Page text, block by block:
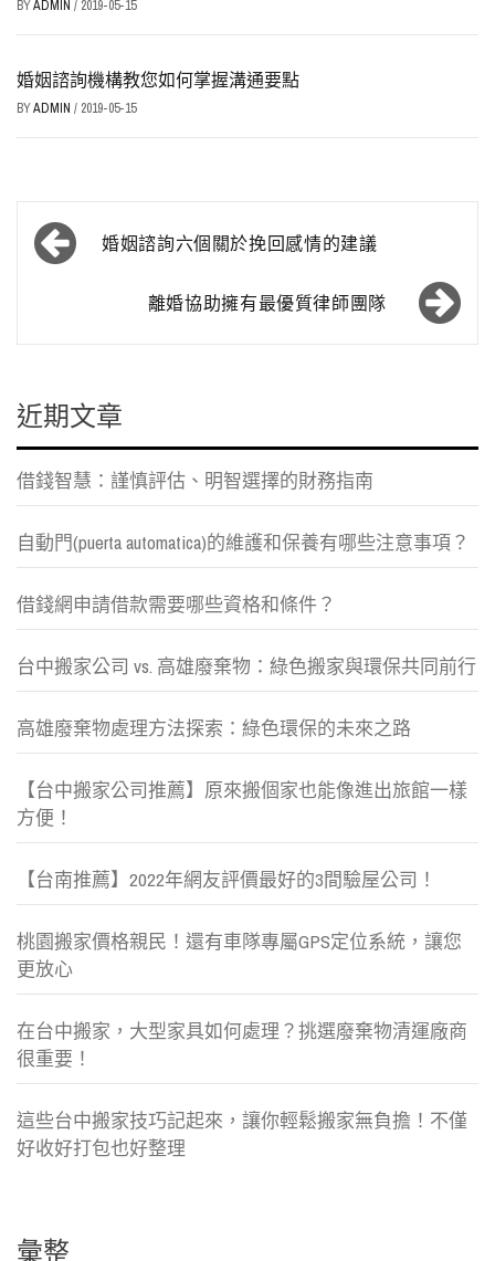
BYADMIN / 2019-05-15
婚姻諮詢機構教您如何掌握溝通要點
BYADMIN / 2019-05-15
文
章
婚姻諮詢六個關於挽回感情的建議
離婚協助擁有最優質律師團隊
近期文章
借錢智慧：謹慎評估、明智選擇的財務指南
自動門(puerta automatica)的維護和保養有哪些注意事項？
借錢網申請借款需要哪些資格和條件？
台中搬家公司 vs. 高雄廢棄物：綠色搬家與環保共同前行
高雄廢棄物處理方法探索：綠色環保的未來之路
【台中搬家公司推薦】原來搬個家也能像進出旅館一樣
方便！
【台南推薦】2022年網友評價最好的3間驗屋公司！
桃園搬家價格親民！還有車隊專屬GPS定位系統，讓您
更放心
在台中搬家，大型家具如何處理？挑選廢棄物清運廠商
很重要！
這些台中搬家技巧記起來，讓你輕鬆搬家無負擔！不僅
好收好打包也好整理
彙整